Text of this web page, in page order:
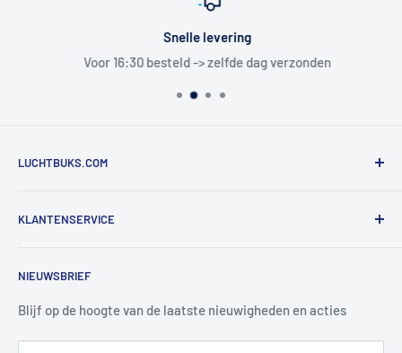
Snelle levering
Voor 16:30 besteld -> zelfde dag verzonden
LUCHTBUKS.COM
Utrechtlaan 9
Tel:+31 6 345 30 448
Mail:info@luchtbuks.com
KLANTENSERVICE
Informatie
Privacybeleid
Retour / terugbetaling
NIEUWSBRIEF
Blijf op de hoogte van de laatste nieuwigheden en acties